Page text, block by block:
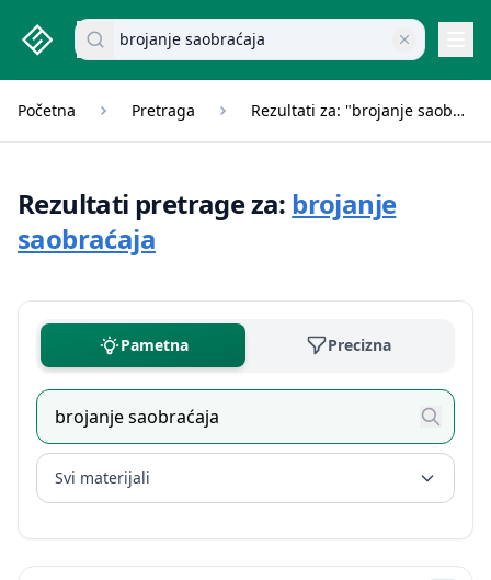
studenti.rs home page
Pretraži dokumente
Početna Pretraga Rezultati za: "brojanje saobraćaja"
Rezultati pretrage za: brojanje
saobraćaja
Pametna Precizna
Svi materijali